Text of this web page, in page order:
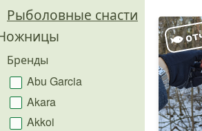
Рыболовные снасти
Бренды
Abu Garcia
Akara
Akkoi